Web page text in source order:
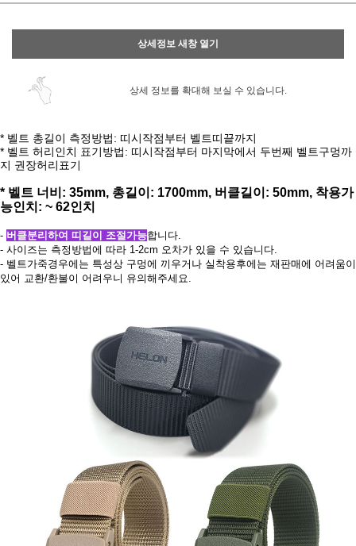
페이코 ID로 페
PAYCO 바로구매
상세정보 새창 열기
상세 정보를 확대해 보실 수 있습니다.
* 벨트 총길이 측정방법: 띠시작점부터 벨트띠끝까지
* 벨트 허리인치 표기방법: 띠시작점부터 마지막에서 두번째 벨트구멍까
지 권장허리표기
* 벨트 너비: 35mm, 총길이: 1700mm, 버클길이: 50mm, 착용가
능인치: ~ 62인치
- 버클분리하여 띠길이 조절가능합니다.
- 사이즈는 측정방법에 따라 1-2cm 오차가 있을 수 있습니다.
- 벨트가죽경우에는 특성상 구멍에 끼우거나 실착용후에는 재판매에 어려움이
있어 교환/환불이 어려우니 유의해주세요.